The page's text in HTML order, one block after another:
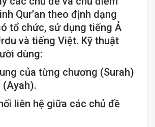
Qur’an theo định dạng
tổ chức, sử dụng tiếng Ả
và tiếng Việt. Kỹ thuật
dùng:
của từng chương (Surah)
(Ayah).
liên hệ giữa các chủ đề